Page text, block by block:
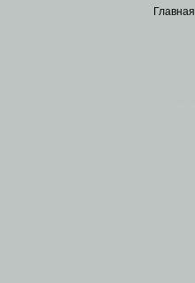
Главная